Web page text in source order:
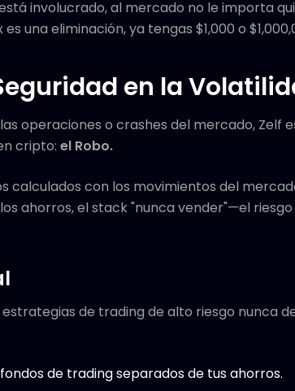
involucrado, al mercado no le importa
una eliminación, ya tengas $1,000 o
en la
operaciones o crashes del mercado, Zelf
cripto: el Robo.
calculados con los movimientos del
ahorros, el stack "nunca vender"—el
estrategias de trading de alto riesgo nunca
de trading separados de tus ahorros.